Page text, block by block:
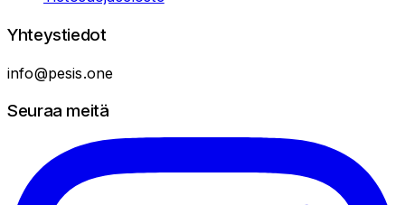
Yhteystiedot
info@pesis.one
Seuraa meitä